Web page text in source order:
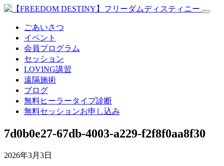
ごあいさつ
イベント
会員プログラム
セッション
LOVING講習
遠隔施術
ブログ
無料ヒーラータイプ診断
無料セッションお申し込み
7d0b0e27-67db-4003-a229-f2f8f0aa8f30
2026年3月3日